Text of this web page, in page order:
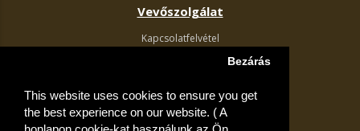
This website uses cookies to ensure you get
the best experience on our website. ( A
Bezárás
Vevőszolgálat
Kapcsolatfelvétel
Akciós ajánlatok
Fiók